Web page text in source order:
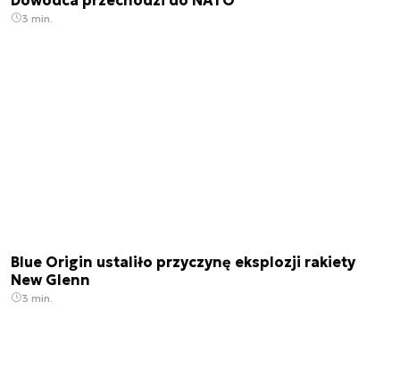
3 min.
Blue Origin ustaliło przyczynę eksplozji rakiety
New Glenn
3 min.